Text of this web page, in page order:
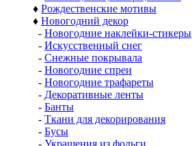
♦ Рождественские мотивы
♦ Новогодний декор
- Новогодние наклейки-стикеры
- Искусственный снег
- Снежные покрывала
- Новогодние спреи
- Новогодние трафареты
- Декоративные ленты
- Банты
- Ткани для декорирования
- Бусы
- Украшения из фольги